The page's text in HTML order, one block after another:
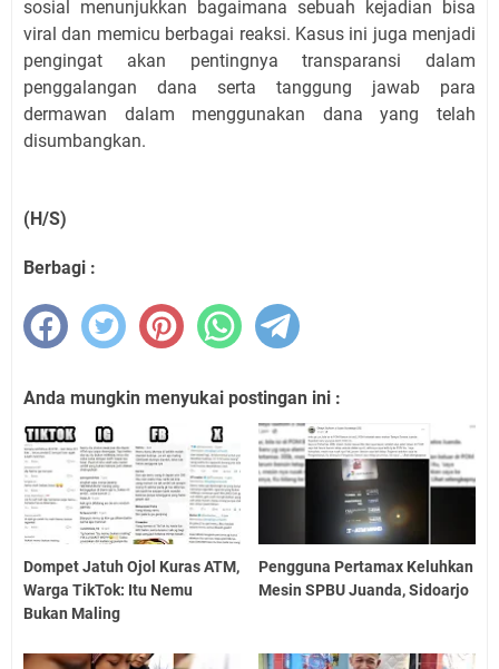
sosial menunjukkan bagaimana sebuah kejadian bisa
viral dan memicu berbagai reaksi. Kasus ini juga menjadi
pengingat akan pentingnya transparansi dalam
penggalangan dana serta tanggung jawab para
dermawan dalam menggunakan dana yang telah
disumbangkan.
(H/S)
Berbagi :
Anda mungkin menyukai postingan ini :
Dompet Jatuh Ojol Kuras ATM,
Warga TikTok: Itu Nemu
Bukan Maling
Pengguna Pertamax Keluhkan
Mesin SPBU Juanda, Sidoarjo